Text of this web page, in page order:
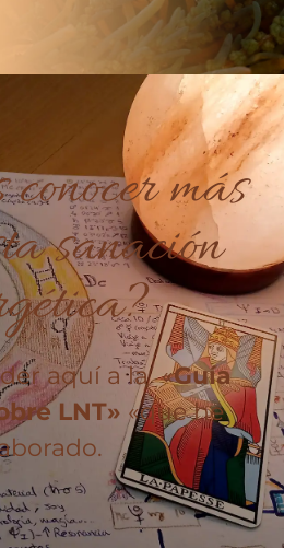
más
sanación
aquí a la «Guía
LNT» «que he